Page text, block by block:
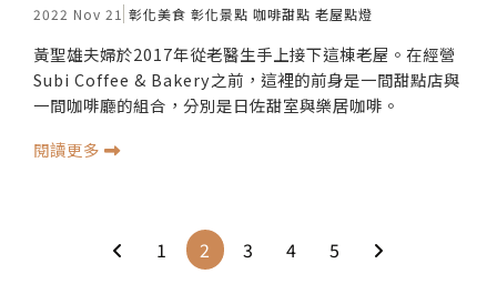
2022 Nov 21 彰化美食 彰化景點 咖啡甜點 老屋點燈
黃聖雄夫婦於2017年從老醫生手上接下這棟老屋。在經營
Subi Coffee & Bakery之前，這裡的前身是一間甜點店與
一間咖啡廳的組合，分別是日佐甜室與樂居咖啡。
閱讀更多
1 2 3 4 5